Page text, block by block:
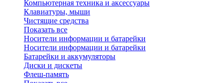
Компьютерная техника и аксессуары
Клавиатуры, мыши
Чистящие средства
Показать все
Носители информации и батарейки
Носители информации и батарейки
Батарейки и аккумуляторы
Диски и дискеты
Флеш-память